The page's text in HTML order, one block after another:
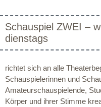
Schauspiel ZWEI –
dienstags
richtet sich an alle
Schauspielerinnen und
Amateurschauspielende,
Körper und ihrer Stimme